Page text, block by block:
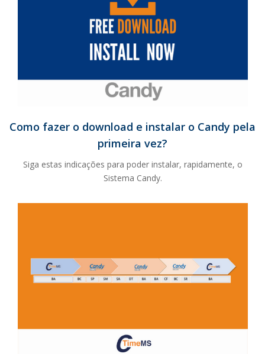
Como fazer o download e instalar o Candy pela
primeira vez?
Siga estas indicações para poder instalar, rapidamente, o
Sistema Candy.